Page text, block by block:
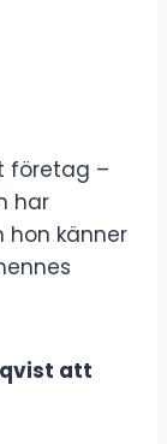
företag –
har
hon känner
att